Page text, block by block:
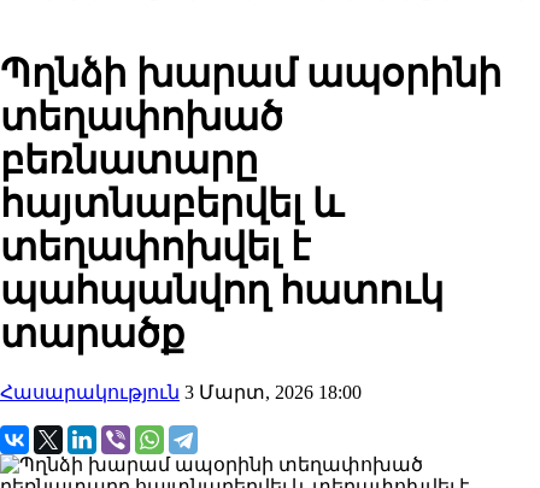
Պղնձի խարամ ապօրինի
տեղափոխած
բեռնատարը
հայտնաբերվել և
տեղափոխվել է
պահպանվող հատուկ
տարածք
Հասարակություն 3 Մարտ, 2026 18:00